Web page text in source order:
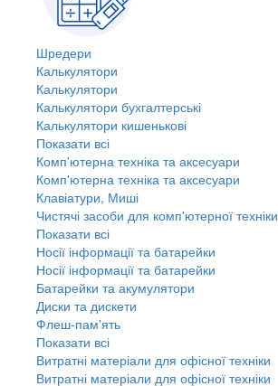
Шредери
Калькулятори
Калькулятори
Калькулятори бухгалтерські
Калькулятори кишенькові
Показати всі
Комп'ютерна техніка та аксесуари
Комп'ютерна техніка та аксесуари
Клавіатури, Миші
Чистячі засоби для комп'ютерної техніки
Показати всі
Носії інформації та батарейки
Носії інформації та батарейки
Батарейки та акумулятори
Диски та дискети
Флеш-пам'ять
Показати всі
Витратні матеріали для офісної техніки
Витратні матеріали для офісної техніки